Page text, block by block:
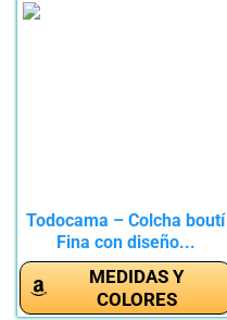
Todocama – Colcha boutí
Fina con diseño...
MEDIDAS Y
COLORES